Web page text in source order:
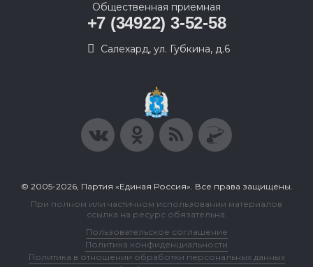
Общественная приемная
+7 (34922) 3-52-58
Салехард, ул. Губкина, д.6
© 2005-2026, Партия «Единая Россия». Все права защищены.
При полном или частичном использовании материалов
ссылка на ресурс обязательна.
Пользовательское соглашение
Политика конфиденциальности
Политика в отношении обработки персональных данных